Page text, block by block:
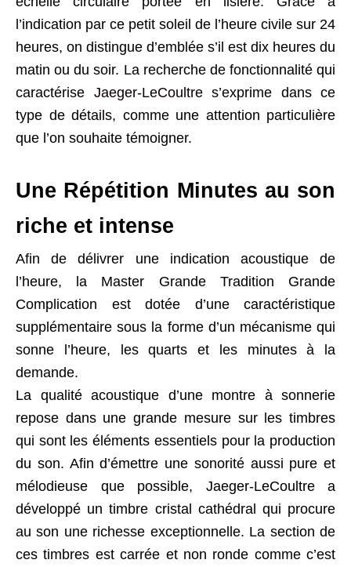
l’indication par ce petit soleil de l’heure civile sur 24
heures, on distingue d’emblée s’il est dix heures du
matin ou du soir. La recherche de fonctionnalité qui
caractérise Jaeger-LeCoultres’exprime dans ce
type de détails, comme une attention particulière
que l’on souhaite témoigner.
Une Répétition Minutes au son
riche et intense
Afin de délivrer une indication acoustique de
l’heure, la Master Grande Tradition Grande
Complication est dotée d’une caractéristique
supplémentaire sous la forme d’un mécanisme qui
sonne l’heure, les quarts et les minutes à la
demande.
La qualité acoustique d’une montre à sonnerie
repose dans une grande mesure sur les timbres
qui sont les éléments essentiels pour la production
du son. Afin d’émettre une sonorité aussi pure et
mélodieuse que possible, Jaeger-LeCoultre a
développé un timbre cristal cathédral qui procure
au son une richesse exceptionnelle. La section de
ces timbres est carrée et non ronde comme c’est